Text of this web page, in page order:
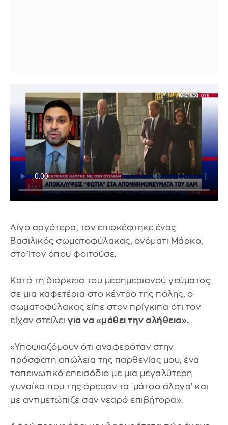
Λίγο αργότερα, τον επισκέφτηκε ένας
βασιλικός σωματοφύλακας, ονόματι Μάρκο,
στο Ίτον όπου φοιτούσε.
Κατά τη διάρκεια του μεσημεριανού γεύματος
σε μια καφετέρια στο κέντρο της πόλης, ο
σωματοφύλακας είπε στον πρίγκιπα ότι τον
είχαν στείλει για να «μάθει την αλήθεια».
«Υποψιαζόμουν ότι αναφερόταν στην
πρόσφατη απώλεια της παρθενίας μου, ένα
ταπεινωτικό επεισόδιο με μια μεγαλύτερη
γυναίκα που της άρεσαν τα 'μάτσο άλογα' και
με αντιμετώπιζε σαν νεαρό επιβήτορα».